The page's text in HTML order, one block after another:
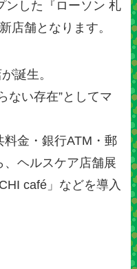
ンした『ローソン 札
店舗となります。
誕生。
ない存在”としてマ
金・銀行ATM・郵
ヘルスケア店舗展
café」などを導入